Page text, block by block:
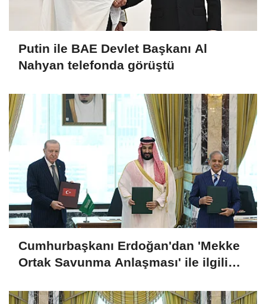
Putin ile BAE Devlet Başkanı Al
Nahyan telefonda görüştü
Cumhurbaşkanı Erdoğan'dan 'Mekke
Ortak Savunma Anlaşması' ile ilgili